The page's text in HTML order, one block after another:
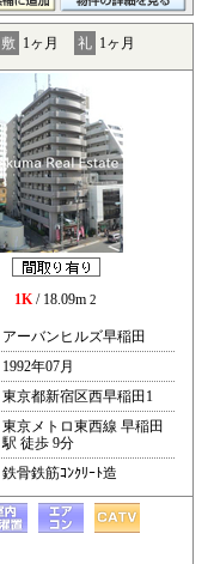
敷 1ヶ月 礼 1ヶ月
1K/ 18.09m 2
アーバンヒルズ早稲田
1992年07月
東京都新宿区西早稲田1
東京メトロ東西線 早稲田
駅 徒歩 9分
鉄骨鉄筋ｺﾝｸﾘｰﾄ造